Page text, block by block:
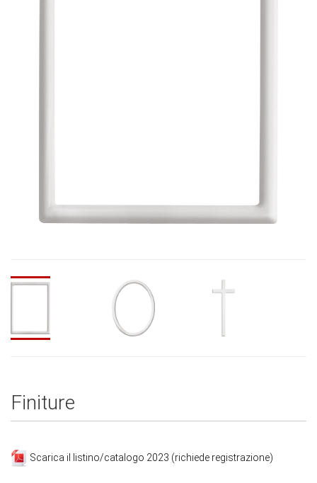
Finiture
Scarica il listino/catalogo 2023 (richiede registrazione)